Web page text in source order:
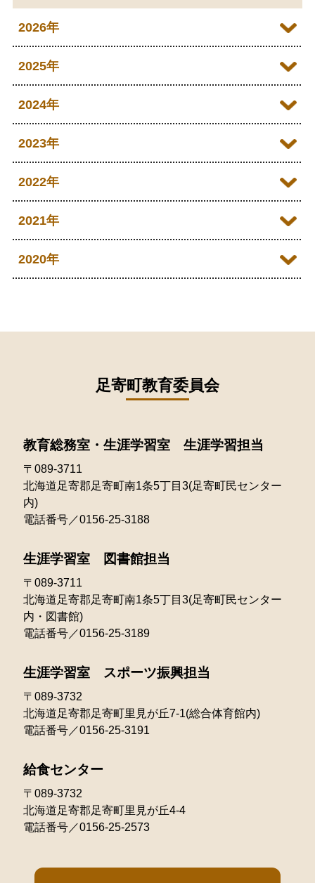
2026年
2026年07月
2026年05月
2026年03月
2026年02月
2026年01月
2025年
2025年12月
2025年10月
2025年08月
2025年07月
2025年03月
2025年01月
2024年
2024年12月
2024年10月
2024年08月
2024年06月
2024年04月
2024年01月
2023年
2023年12月
2023年10月
2023年03月
2023年02月
2023年01月
2022年
2022年12月
2022年10月
2022年07月
2022年05月
2022年04月
2022年01月
2021年
2021年12月
2021年08月
2021年06月
2021年05月
2020年
2020年06月
2020年04月
足寄町教育委員会
教育総務室・生涯学習室 生涯学習担当
〒089-3711
北海道足寄郡足寄町南1条5丁目3(足寄町民センター
内)
電話番号／0156-25-3188
生涯学習室 図書館担当
〒089-3711
北海道足寄郡足寄町南1条5丁目3(足寄町民センター
内・図書館)
電話番号／0156-25-3189
生涯学習室 スポーツ振興担当
〒089-3732
北海道足寄郡足寄町里見が丘7-1(総合体育館内)
電話番号／0156-25-3191
給食センター
〒089-3732
北海道足寄郡足寄町里見が丘4-4
電話番号／0156-25-2573